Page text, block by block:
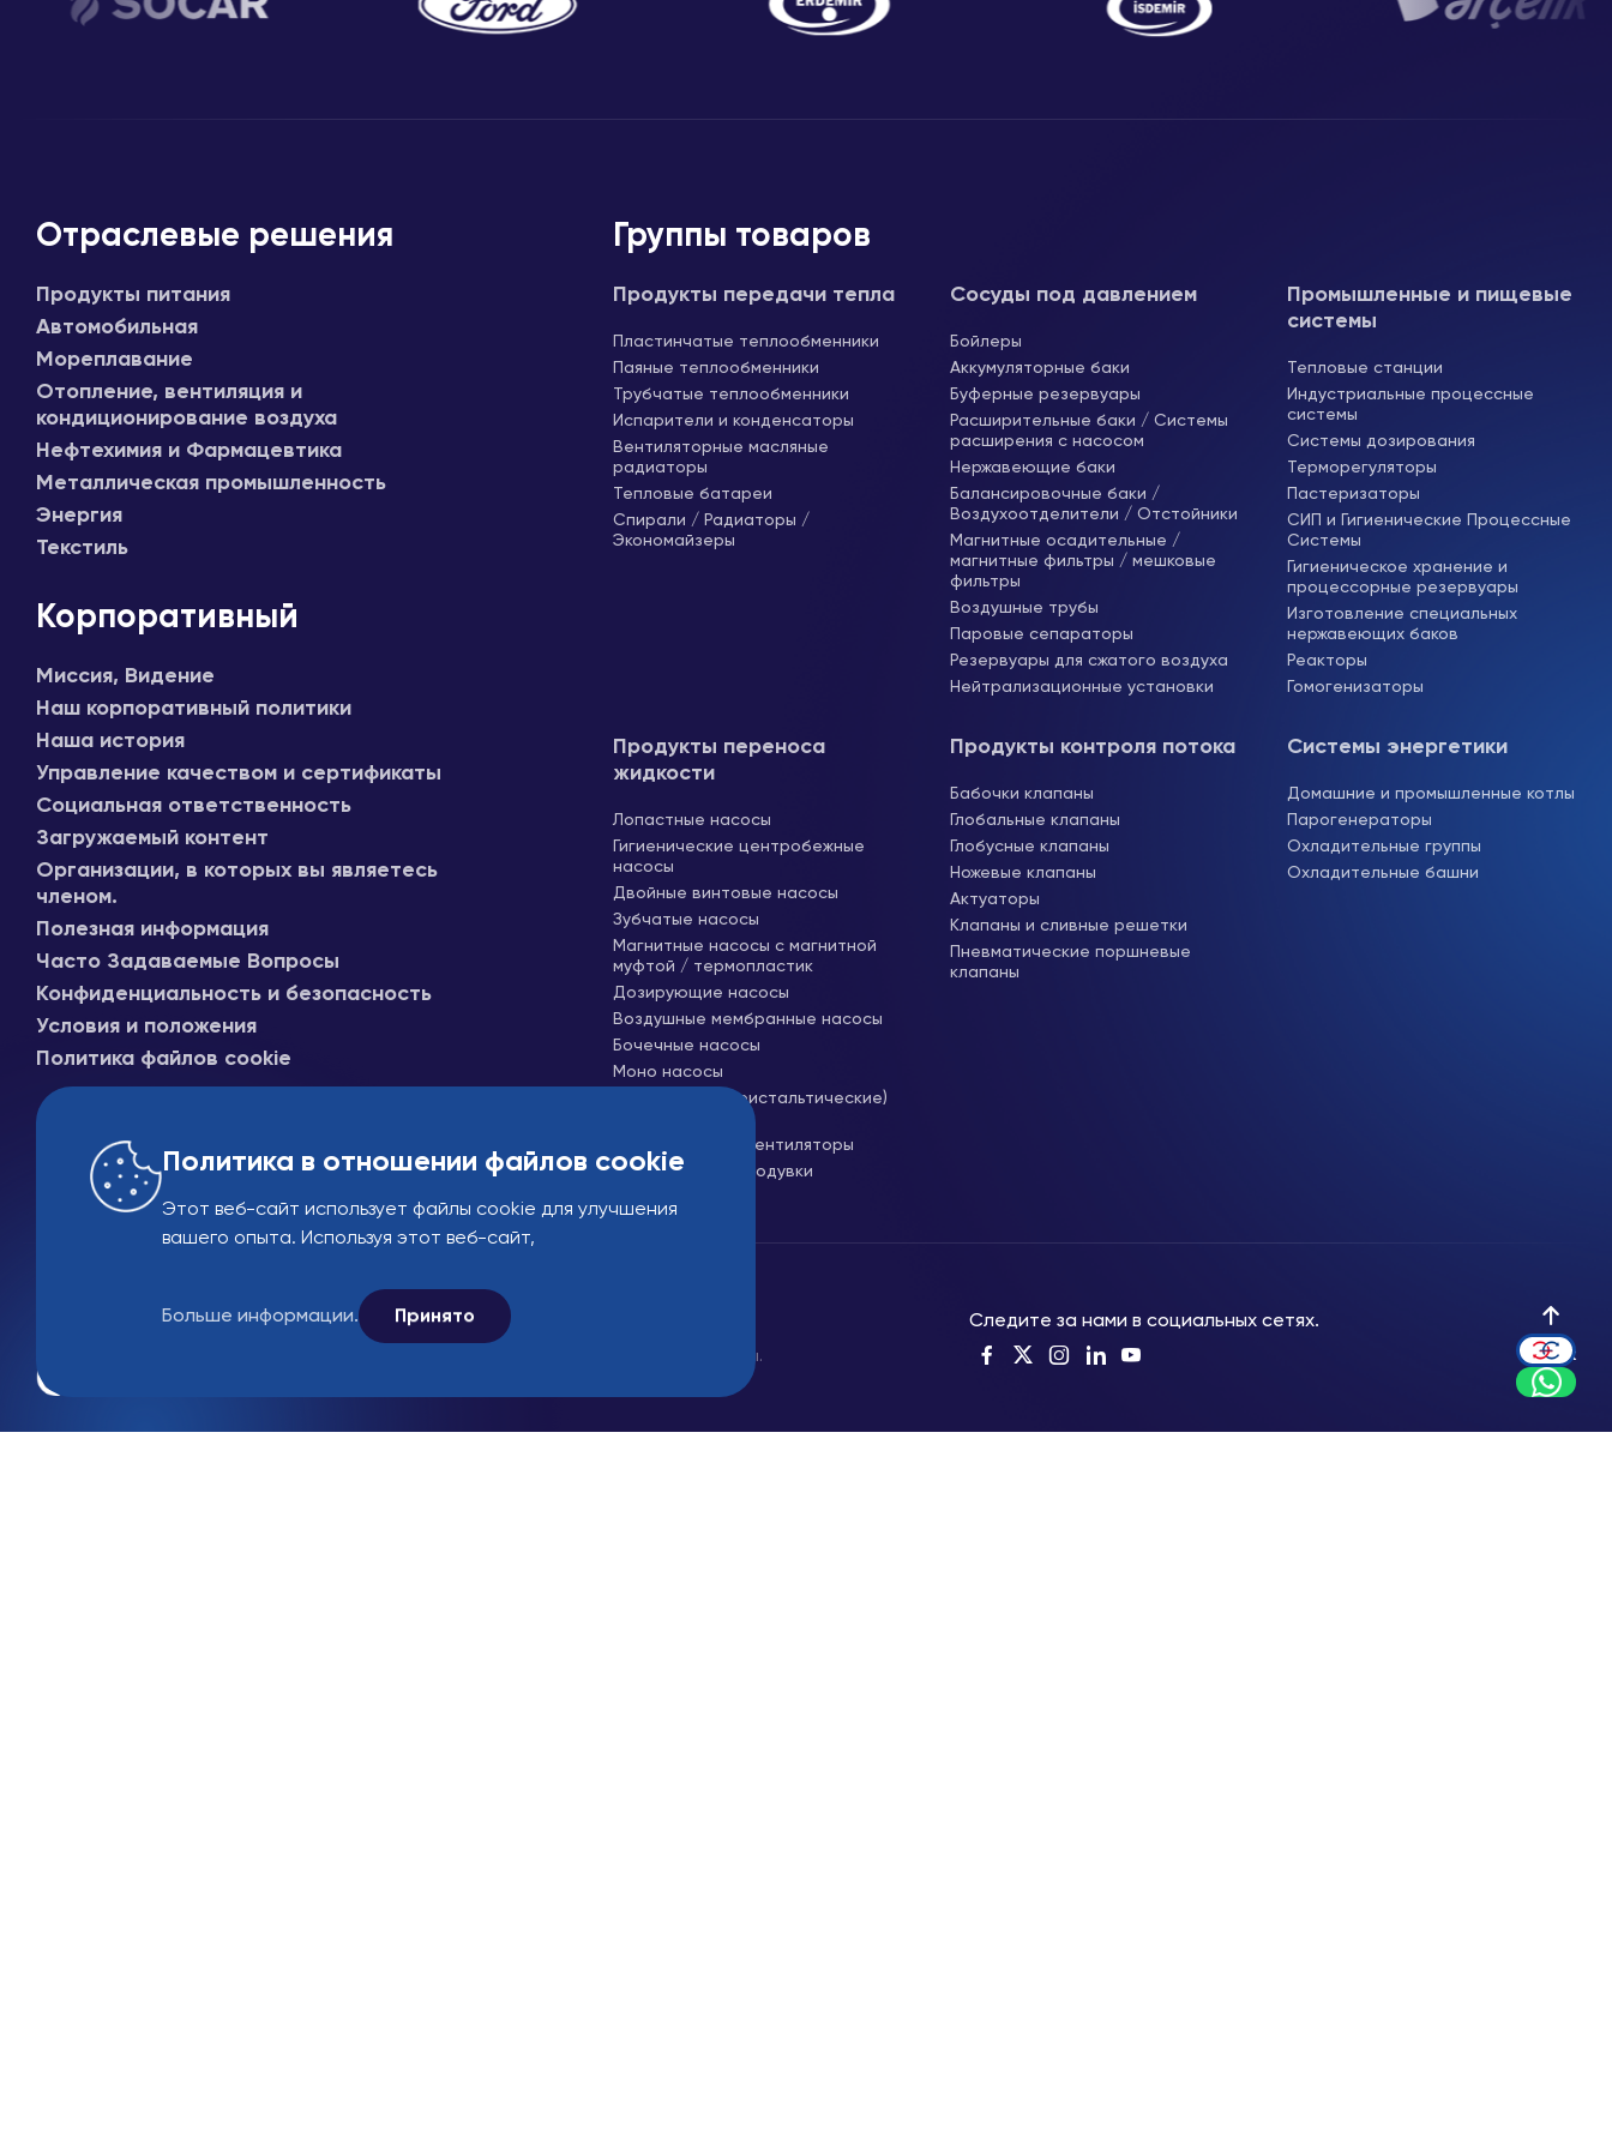
Отраслевые решения
Продукты питания
Автомобильная
Мореплавание
Отопление, вентиляция и
кондиционирование воздуха
Нефтехимия и Фармацевтика
Металлическая промышленность
Энергия
Текстиль
Корпоративный
Миссия, Видение
Наш корпоративный политики
Наша история
Управление качеством и сертификаты
Социальная ответственность
Загружаемый контент
Организации, в которых вы являетесь
членом.
Полезная информация
Часто Задаваемые Вопросы
Конфиденциальность и безопасность
Условия и положения
Политика файлов cookie
Группы товаров
Продукты передачи тепла
Пластинчатые теплообменники
Паяные теплообменники
Трубчатые теплообменники
Испарители и конденсаторы
Вентиляторные масляные
радиаторы
Тепловые батареи
Спирали / Радиаторы /
Экономайзеры
Сосуды под давлением
Бойлеры
Аккумуляторные баки
Буферные резервуары
Расширительные баки / Системы
расширения с насосом
Нержавеющие баки
Балансировочные баки /
Воздухоотделители / Отстойники
Магнитные осадительные /
магнитные фильтры / мешковые
фильтры
Воздушные трубы
Паровые сепараторы
Резервуары для сжатого воздуха
Нейтрализационные установки
Промышленные и пищевые
системы
Тепловые станции
Индустриальные процессные
системы
Системы дозирования
Терморегуляторы
Пастеризаторы
СИП и Гигиенические Процессные
Системы
Гигиеническое хранение и
процессорные резервуары
Изготовление специальных
нержавеющих баков
Реакторы
Гомогенизаторы
Продукты переноса
жидкости
Лопастные насосы
Гигиенические центробежные
насосы
Двойные винтовые насосы
Зубчатые насосы
Магнитные насосы с магнитной
муфтой / термопластик
Дозирующие насосы
Воздушные мембранные насосы
Бочечные насосы
Моно насосы
Шланговые (перистальтические)
Центробежные вентиляторы
Корневые воздуходувки
Продукты контроля потока
Бабочки клапаны
Глобальные клапаны
Глобусные клапаны
Ножевые клапаны
Актуаторы
Клапаны и сливные решетки
Пневматические поршневые
клапаны
Системы энергетики
Домашние и промышленные котлы
Парогенераторы
Охладительные группы
Охладительные башни
Рынок B2B
© 2005-2026 Ekin Industrial - Все права защищены.
Следите за нами в социальных сетях.
Вверх
Политика в отношении файлов cookie
Этот веб-сайт использует файлы cookie для улучшения
вашего опыта. Используя этот веб-сайт,
Больше информации. Принято